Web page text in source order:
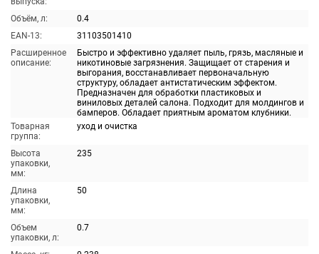
Объём, л:
0.4
EAN-13:
31103501410
Расширенное
описание:
Быстро и эффективно удаляет пыль, грязь, масляные и
никотиновые загрязнения. Защищает от старения и
выгорания, восстанавливает первоначальную
структуру, обладает антистатическим эффектом.
Предназначен для обработки пластиковых и
виниловых деталей салона. Подходит для молдингов и
бамперов. Обладает приятным ароматом клубники.
Товарная
группа:
уход и очистка
Высота
упаковки,
мм:
235
Длина
упаковки,
мм:
50
Объем
упаковки, л:
0.7